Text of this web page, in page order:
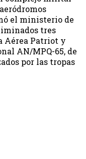
el ministerio de
tres
Aérea Patriot y
AN/MPQ-65, de
por las tropas